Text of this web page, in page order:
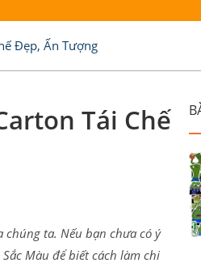
Đẹp, Ấn Tượng
Tái Chế
chúng ta. Nếu bạn chưa có ý
Màu để biết cách làm chi